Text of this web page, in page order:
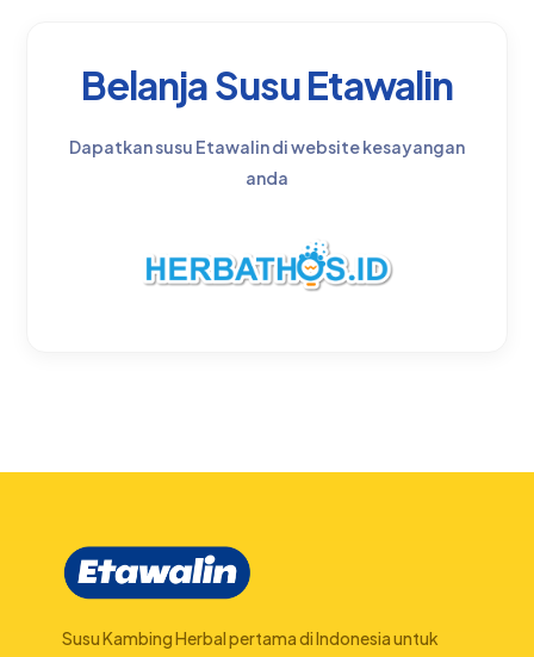
Belanja Susu Etawalin
Dapatkan susu Etawalin di website kesayangan
anda
Susu Kambing Herbal pertama di Indonesia untuk